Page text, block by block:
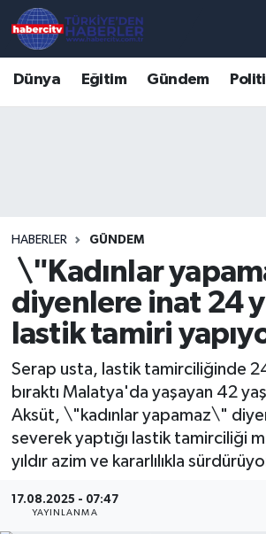
Dünya Eğitim Gündem
HABERLER GÜNDEM
\"Kadınlar
diyenlere inat 24
lastik tamiri
Serap usta, lastik tamirciliğinde 24
bıraktı Malatya'da yaşayan 42
Aksüt, \"kadınlar yapamaz\"
severek yaptığı lastik tamirciliği
yıldır azim ve kararlılıkla
17.08.2025 - 07:47
YAYINLANMA
Süper Lig Puan Durumu ve
Tüm Manşetler
Son Dakika Haberleri
Haber Arşivi